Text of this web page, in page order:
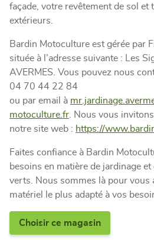
façade, votre revêtement de sol et
extérieurs.
Bardin Motoculture est gérée par
située à l’adresse suivante : Les
AVERMES. Vous pouvez nous
04 70 44 22 84
ou par email à
motoculture.fr . Nous vous
notre site web : https://
Faites confiance à Bardin
besoins en matière de jardinage et
verts. Nous sommes là pour vous
matériel le plus adapté à vos
Choisir ce magasin